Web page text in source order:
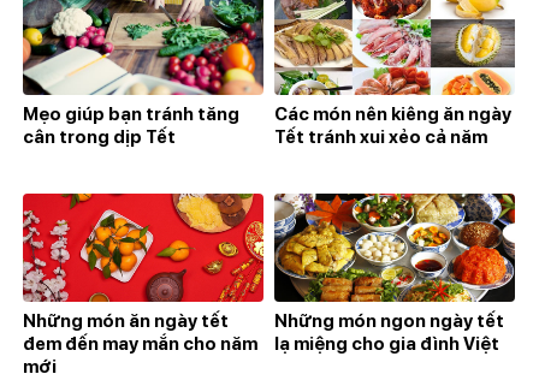
Mẹo giúp bạn tránh tăng
cân trong dịp Tết
Các món nên kiêng ăn ngày
Tết tránh xui xẻo cả năm
Những món ăn ngày tết
đem đến may mắn cho năm
mới
Những món ngon ngày tết
lạ miệng cho gia đình Việt